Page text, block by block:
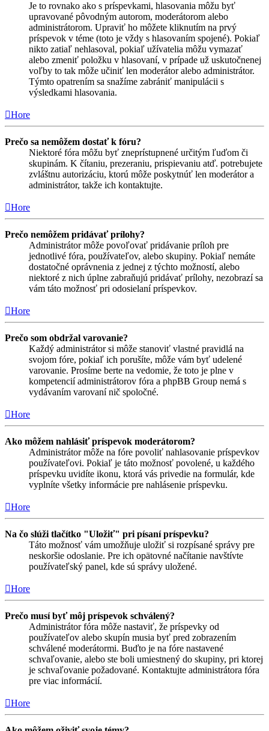
Je to rovnako ako s príspevkami, hlasovania môžu byť
upravované pôvodným autorom, moderátorom alebo
administrátorom. Upraviť ho môžete kliknutím na prvý
príspevok v téme (toto je vždy s hlasovaním spojené). Pokiaľ
nikto zatiaľ nehlasoval, pokiaľ užívatelia môžu vymazať
alebo zmeniť položku v hlasovaní, v prípade už uskutočnenej
voľby to tak môže učiniť len moderátor alebo administrátor.
Týmto opatrením sa snažíme zabrániť manipulácii s
výsledkami hlasovania.
Hore
Prečo sa nemôžem dostať k fóru?
Niektoré fóra môžu byť zneprístupnené určitým ľuďom či
skupinám. K čítaniu, prezeraniu, prispievaniu atď. potrebujete
zvláštnu autorizáciu, ktorú môže poskytnúť len moderátor a
administrátor, takže ich kontaktujte.
Hore
Prečo nemôžem pridávať prílohy?
Administrátor môže povoľovať pridávanie príloh pre
jednotlivé fóra, používateľov, alebo skupiny. Pokiaľ nemáte
dostatočné oprávnenia z jednej z týchto možností, alebo
niektoré z nich úplne zabraňujú pridávať prílohy, nezobrazí sa
vám táto možnosť pri odosielaní príspevkov.
Hore
Prečo som obdržal varovanie?
Každý administrátor si môže stanoviť vlastné pravidlá na
svojom fóre, pokiaľ ich porušíte, môže vám byť udelené
varovanie. Prosíme berte na vedomie, že toto je plne v
kompetencií administrátorov fóra a phpBB Group nemá s
vydávaním varovaní nič spoločné.
Hore
Ako môžem nahlásiť príspevok moderátorom?
Administrátor môže na fóre povoliť nahlasovanie príspevkov
používateľovi. Pokiaľ je táto možnosť povolené, u každého
príspevku uvidíte ikonu, ktorá vás privedie na formulár, kde
vyplníte všetky informácie pre nahlásenie príspevku.
Hore
Na čo slúži tlačítko "Uložiť" pri písaní príspevku?
Táto možnosť vám umožňuje uložiť si rozpísané správy pre
neskoršie odoslanie. Pre ich opätovné načítanie navštívte
používateľský panel, kde sú správy uložené.
Hore
Prečo musí byť môj príspevok schválený?
Administrátor fóra môže nastaviť, že príspevky od
používateľov alebo skupín musia byť pred zobrazením
schválené moderátormi. Buďto je na fóre nastavené
schvaľovanie, alebo ste boli umiestnený do skupiny, pri ktorej
je schvaľovanie požadované. Kontaktujte administrátora fóra
pre viac informácií.
Hore